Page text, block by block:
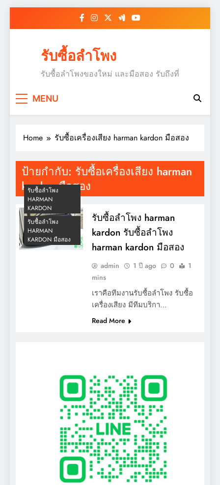
รับซื้อลำโพง
รับซื้อลำโพงของใหม่ และมือสอง รับถึงที่
MENU
Home รับซื้อเครื่องเสียง harman kardon มือสอง
ป้ายกำกับ: รับซื้อเครื่องเสียง harman
kardon มือสอง
รับซื้อลำโพง
HARMAN
KARDON
รับซื้อลำโพง
HARMAN
KARDON มือสอง
รับซื้อลำโพง harman
kardon รับซื้อลำโพง
harman kardon มือสอง
admin 1 ปี ago 0
1
mins
เราคือทีมงานรับซื้อลำโพง รับซื้อ
เครื่องเสียง มีทีมบริกา…
Read More